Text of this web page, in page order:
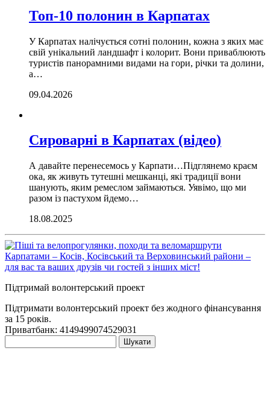
Топ-10 полонин в Карпатах
У Карпатах налічується сотні полонин, кожна з яких має
свій унікальний ландшафт і колорит. Вони приваблюють
туристів панорамними видами на гори, річки та долини,
а…
09.04.2026
Сироварні в Карпатах (відео)
А давайте перенесемось у Карпати…Підглянемо краєм
ока, як живуть тутешні мешканці, які традиції вони
шанують, яким ремеслом займаються. Уявімо, що ми
разом із пастухом йдемо…
18.08.2025
Підтримай волонтерський проект
Підтримати волонтерський проект без жодного фінансування
за 15 років.
Приватбанк: 4149499074529031